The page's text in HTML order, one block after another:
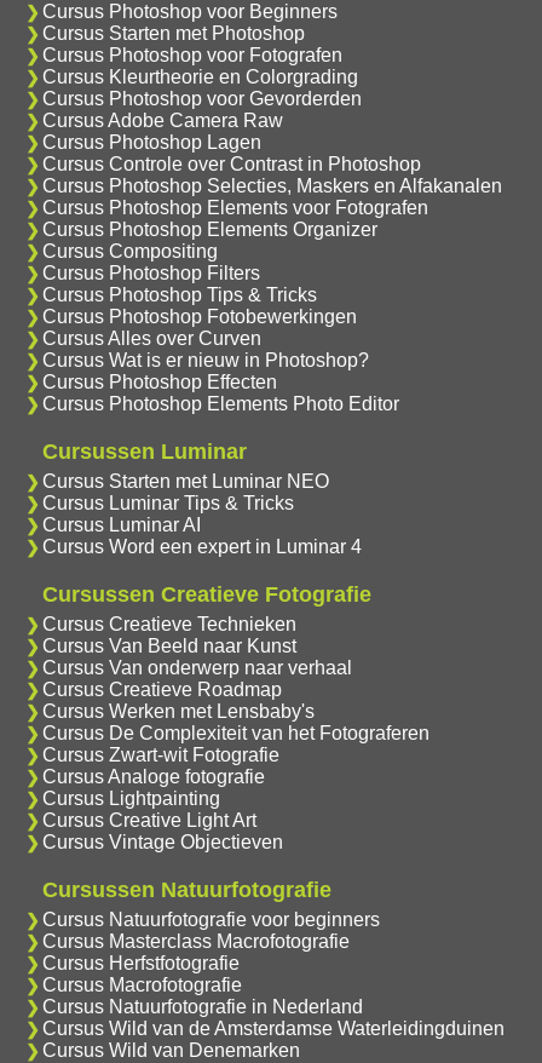
Cursus Photoshop voor Beginners
Cursus Starten met Photoshop
Cursus Photoshop voor Fotografen
Cursus Kleurtheorie en Colorgrading
Cursus Photoshop voor Gevorderden
Cursus Adobe Camera Raw
Cursus Photoshop Lagen
Cursus Controle over Contrast in Photoshop
Cursus Photoshop Selecties, Maskers en Alfakanalen
Cursus Photoshop Elements voor Fotografen
Cursus Photoshop Elements Organizer
Cursus Compositing
Cursus Photoshop Filters
Cursus Photoshop Tips & Tricks
Cursus Photoshop Fotobewerkingen
Cursus Alles over Curven
Cursus Wat is er nieuw in Photoshop?
Cursus Photoshop Effecten
Cursus Photoshop Elements Photo Editor
Cursussen Luminar
Cursus Starten met Luminar NEO
Cursus Luminar Tips & Tricks
Cursus Luminar AI
Cursus Word een expert in Luminar 4
Cursussen Creatieve Fotografie
Cursus Creatieve Technieken
Cursus Van Beeld naar Kunst
Cursus Van onderwerp naar verhaal
Cursus Creatieve Roadmap
Cursus Werken met Lensbaby's
Cursus De Complexiteit van het Fotograferen
Cursus Zwart-wit Fotografie
Cursus Analoge fotografie
Cursus Lightpainting
Cursus Creative Light Art
Cursus Vintage Objectieven
Cursussen Natuurfotografie
Cursus Natuurfotografie voor beginners
Cursus Masterclass Macrofotografie
Cursus Herfstfotografie
Cursus Macrofotografie
Cursus Natuurfotografie in Nederland
Cursus Wild van de Amsterdamse Waterleidingduinen
Cursus Wild van Denemarken